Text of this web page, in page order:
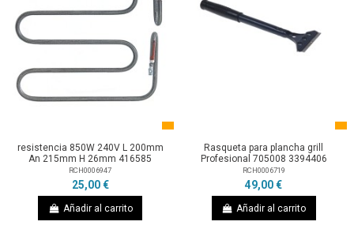
resistencia 850W 240V L 200mm
An 215mm H 26mm 416585
RCH0006947
25,00 €
Añadir al carrito
Rasqueta para plancha grill
Profesional 705008 3394406
RCH0006719
49,00 €
Añadir al carrito